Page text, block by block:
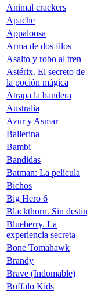
Animal crackers
Apache
Appaloosa
Arma de dos filos
Asalto y robo al tren
Astérix. El secreto de
la poción mágica
Atrapa la bandera
Australia
Azur y Asmar
Ballerina
Bambi
Bandidas
Batman: La película
Bichos
Big Hero 6
Blackthorn. Sin
Blueberry. La
experiencia secreta
Bone Tomahawk
Brandy
Brave (Indomable)
Buffalo Kids